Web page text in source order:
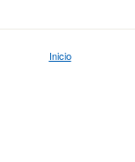
Inicio